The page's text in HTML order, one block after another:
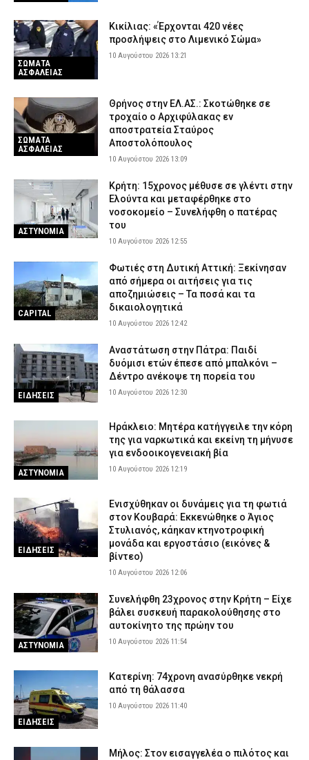
ΔΕΔΔΗΕ: Πού θα σημειωθούν διακοπές ρεύματος σήμερα (10/8)
στην Αττική – Αναλυτικά ώρες και οδοί
ΕΙΔΗΣΕΙΣ 10 Αυγούστου 2026 04:00
66χρονος άνδρας
ΑΣΤΥΝΟΜΙΑ 9 Αυγούστου 2026 22:52
Τζόκερ: Αυτοί είναι οι τυχεροί αριθμοί που κερδίζουν πάνω από
2 εκατ. ευρώ
Βελτιωμένη η εικόνα της δασικής πυρκαγιάς στο Μουζάκι
Ηλείας – Επιχειρούν μόνο επίγειες δυνάμεις
ΕΙΔΗΣΕΙΣ 9 Αυγούστου 2026 22:19
ΣΩΜΑΤΑ
ΑΣΦΑΛΕΙΑΣ
Κικίλιας: «Έρχονται 420 νέες
προσλήψεις στο Λιμενικό Σώμα»
10 Αυγούστου 2026 13:21
ΣΩΜΑΤΑ
ΑΣΦΑΛΕΙΑΣ
Θρήνος στην ΕΛ.ΑΣ.: Σκοτώθηκε σε
τροχαίο ο Αρχιφύλακας εν
αποστρατεία Σταύρος
Αποστολόπουλος
10 Αυγούστου 2026 13:09
ΑΣΤΥΝΟΜΙΑ
Κρήτη: 15χρονος μέθυσε σε γλέντι στην
Ελούντα και μεταφέρθηκε στο
νοσοκομείο – Συνελήφθη ο πατέρας
του
10 Αυγούστου 2026 12:55
CAPITAL
Φωτιές στη Δυτική Αττική: Ξεκίνησαν
από σήμερα οι αιτήσεις για τις
αποζημιώσεις – Τα ποσά και τα
δικαιολογητικά
10 Αυγούστου 2026 12:42
ΕΙΔΗΣΕΙΣ
Αναστάτωση στην Πάτρα: Παιδί
δυόμισι ετών έπεσε από μπαλκόνι –
Δέντρο ανέκοψε τη πορεία του
10 Αυγούστου 2026 12:30
ΑΣΤΥΝΟΜΙΑ
Ηράκλειο: Μητέρα κατήγγειλε την κόρη
της για ναρκωτικά και εκείνη τη μήνυσε
για ενδοοικογενειακή βία
10 Αυγούστου 2026 12:19
ΕΙΔΗΣΕΙΣ
Ενισχύθηκαν οι δυνάμεις για τη φωτιά
στον Κουβαρά: Εκκενώθηκε ο Άγιος
Στυλιανός, κάηκαν κτηνοτροφική
μονάδα και εργοστάσιο (εικόνες &
βίντεο)
10 Αυγούστου 2026 12:06
ΑΣΤΥΝΟΜΙΑ
Συνελήφθη 23χρονος στην Κρήτη – Είχε
βάλει συσκευή παρακολούθησης στο
αυτοκίνητο της πρώην του
10 Αυγούστου 2026 11:54
ΕΙΔΗΣΕΙΣ
Κατερίνη: 74χρονη ανασύρθηκε νεκρή
από τη θάλασσα
10 Αυγούστου 2026 11:40
Μήλος: Στον εισαγγελέα ο πιλότος και